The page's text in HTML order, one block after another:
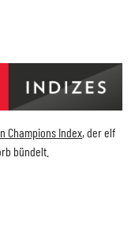
Champions Index, der elf
bündelt.